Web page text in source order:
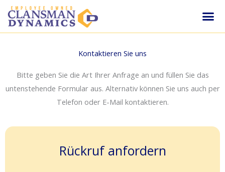
Zum
Inhalt
springen
Kontaktieren Sie uns
Bitte geben Sie die Art Ihrer Anfrage an und füllen Sie das
untenstehende Formular aus. Alternativ können Sie uns auch per
Telefon oder E-Mail kontaktieren.
Rückruf anfordern